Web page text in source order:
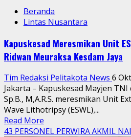
Beranda
Lintas Nusantara
Kapuskesad Meresmikan Unit
Ridwan Meuraksa Kesdam Jaya
Tim Redaksi Pelitakota News 6
Jakarta – Kapuskesad Mayjen
Sp.B., M,A.R.S. meresmikan Unit
Wave Lithotripsy (ESWL),...
Read More
more
43 PERSONEL PERWIRA AKMIL